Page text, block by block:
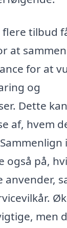
tilbud
at
for at
og
Dette
af, hvem
også på,
men